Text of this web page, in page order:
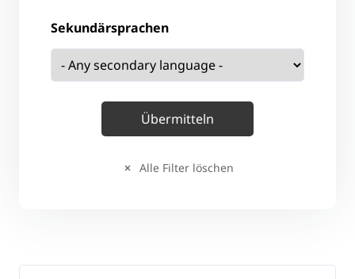
Sekundärsprachen
Alle Filter löschen